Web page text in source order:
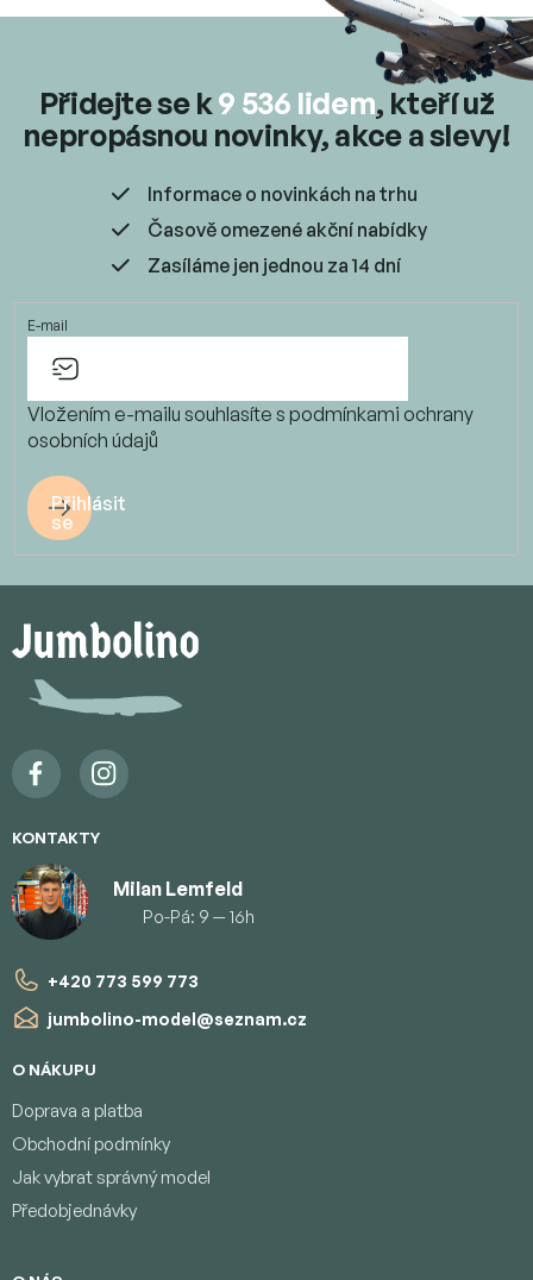
Přidejte se k9 536 lidem, kteří už
nepropásnou novinky, akce a slevy!
Informace o novinkách na trhu
Časově omezené akční nabídky
Zasíláme jen jednou za 14 dní
E-mail
Vložením e-mailu souhlasíte s podmínkami ochrany
osobních údajů
Přihlásit
se
p
KONTAKTY
Milan Lemfeld
Po-Pá: 9 — 16h
+420 773 599 773
jumbolino-model@seznam.cz
O NÁKUPU
Doprava a platba
Obchodní podmínky
Jak vybrat správný model
Předobjednávky